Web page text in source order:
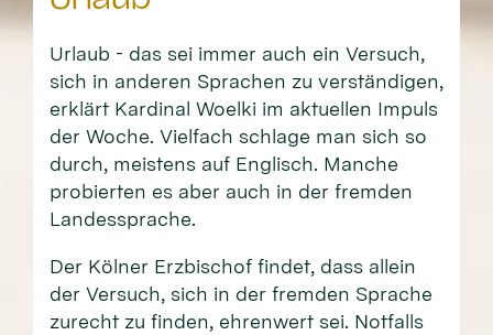
Urlaub - das sei immer auch ein Versuch,
sich in anderen Sprachen zu verständigen,
erklärt Kardinal Woelki im aktuellen Impuls
der Woche. Vielfach schlage man sich so
durch, meistens auf Englisch. Manche
probierten es aber auch in der fremden
Landessprache.
Der Kölner Erzbischof findet, dass allein
der Versuch, sich in der fremden Sprache
zurecht zu finden, ehrenwert sei. Notfalls